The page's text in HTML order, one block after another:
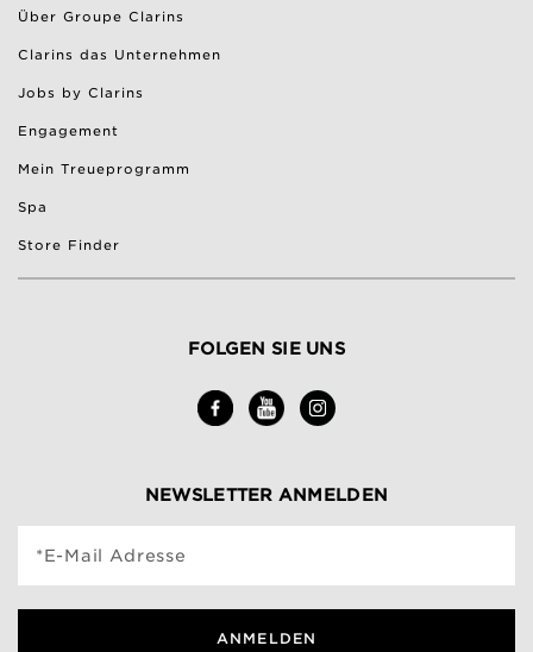
Über Groupe Clarins
Clarins das Unternehmen
Jobs by Clarins
Engagement
Mein Treueprogramm
Spa
Store Finder
FOLGEN SIE UNS
NEWSLETTER ANMELDEN
*E-Mail Adresse
ANMELDEN